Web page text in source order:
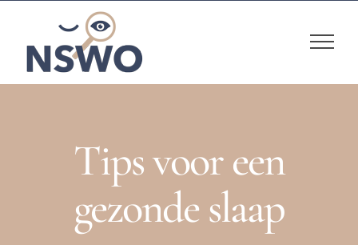
content
Tips voor een
gezonde slaap